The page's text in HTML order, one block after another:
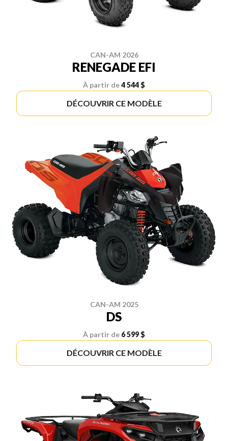
CAN-AM 2026
RENEGADE EFI
À partir de4 544 $
DÉCOUVRIR CE MODÈLE
CAN-AM 2025
DS
À partir de 6 599 $
DÉCOUVRIR CE MODÈLE